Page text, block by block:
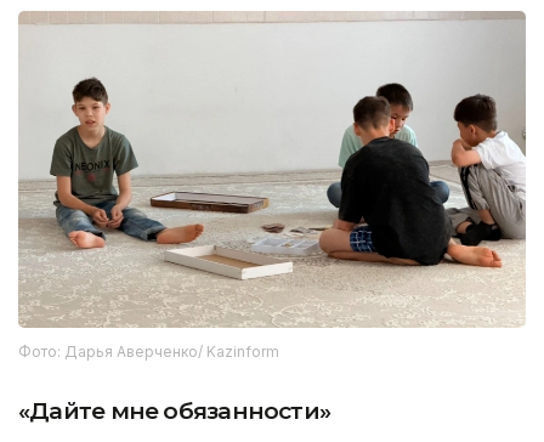
Фото: Дарья Аверченко/ Kazinform
«Дайте мне обязанности»